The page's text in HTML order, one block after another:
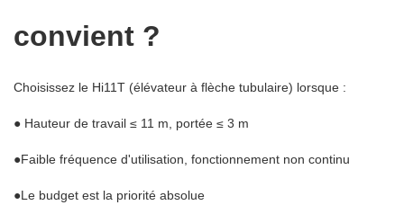
convient ?
Choisissez le Hi11T (élévateur à flèche tubulaire) lorsque :
● Hauteur de travail ≤ 11 m, portée ≤ 3 m
●Faible fréquence d'utilisation, fonctionnement non continu
●Le budget est la priorité absolue